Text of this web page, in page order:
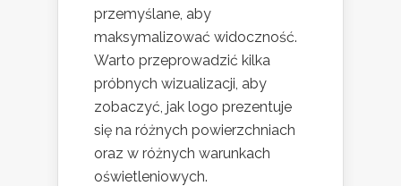
przemyślane, aby
maksymalizować widoczność.
Warto przeprowadzić kilka
próbnych wizualizacji, aby
zobaczyć, jak logo prezentuje
się na różnych powierzchniach
oraz w różnych warunkach
oświetleniowych.